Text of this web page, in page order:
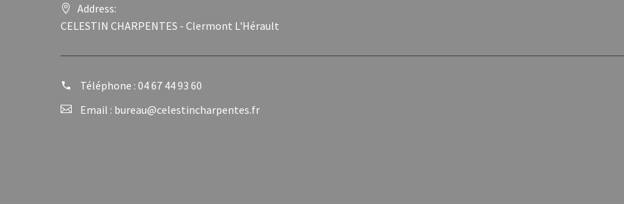
Address:
CELESTIN CHARPENTES - Clermont L'Hérault
Téléphone : 04 67 44 93 60
Email : bureau@celestincharpentes.fr